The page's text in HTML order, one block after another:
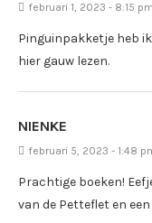
februari 1, 2023 - 8:15 pm
Pinguinpakketje heb
hier gauw lezen.
NIENKE
februari 5, 2023 - 1:48
Prachtige boeken!
van de Petteflet en